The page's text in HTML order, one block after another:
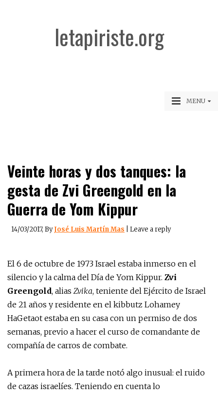
letapiriste.org
MENU
Veinte horas y dos tanques: la
gesta de Zvi Greengold en la
Guerra de Yom Kippur
14/03/2017, ByJosé Luis Martín Mas Leave a reply
El 6 de octubre de 1973 Israel estaba inmerso en el
silencio y la calma del Día de Yom Kippur. Zvi
Greengold, alias Zvika, teniente del Ejército de Israel
de 21 años y residente en el kibbutz Lohamey
HaGetaot estaba en su casa con un permiso de dos
semanas, previo a hacer el curso de comandante de
compañía de carros de combate.
A primera hora de la tarde notó algo inusual: el ruido
de cazas israelíes. Teniendo en cuenta lo